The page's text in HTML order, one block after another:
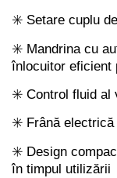
✳️ Setare cuplu
✳️ Mandrina cu
înlocuitor eficient
✳️ Control fluid al
✳️ Frână
✳️ Design
în timpul utilizării